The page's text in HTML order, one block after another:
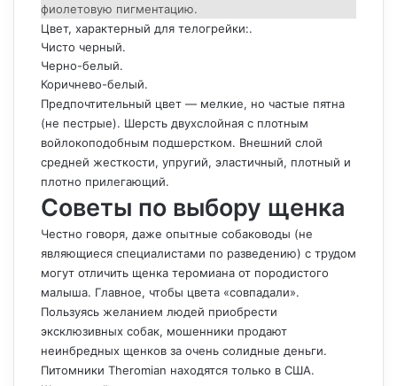
фиолетовую пигментацию.
Цвет, характерный для телогрейки:.
Чисто черный.
Черно-белый.
Коричнево-белый.
Предпочтительный цвет — мелкие, но частые пятна
(не пестрые). Шерсть двухслойная с плотным
войлокоподобным подшерстком. Внешний слой
средней жесткости, упругий, эластичный, плотный и
плотно прилегающий.
Советы по выбору щенка
Честно говоря, даже опытные собаководы (не
являющиеся специалистами по разведению) с трудом
могут отличить щенка теромиана от породистого
малыша. Главное, чтобы цвета «совпадали».
Пользуясь желанием людей приобрести
эксклюзивных собак, мошенники продают
неинбредных щенков за очень солидные деньги.
Питомники Theromian находятся только в США.